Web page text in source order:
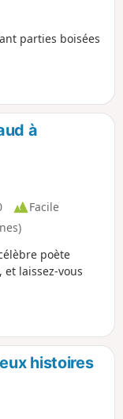
parties boisées
à
Facile
poète
laissez-vous
histoires